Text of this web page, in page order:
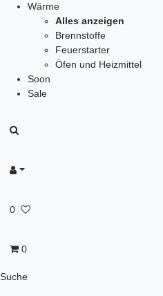
Wärme
Alles anzeigen
Brennstoffe
Feuerstarter
Öfen und Heizmittel
Soon
Sale
0
0
Suche